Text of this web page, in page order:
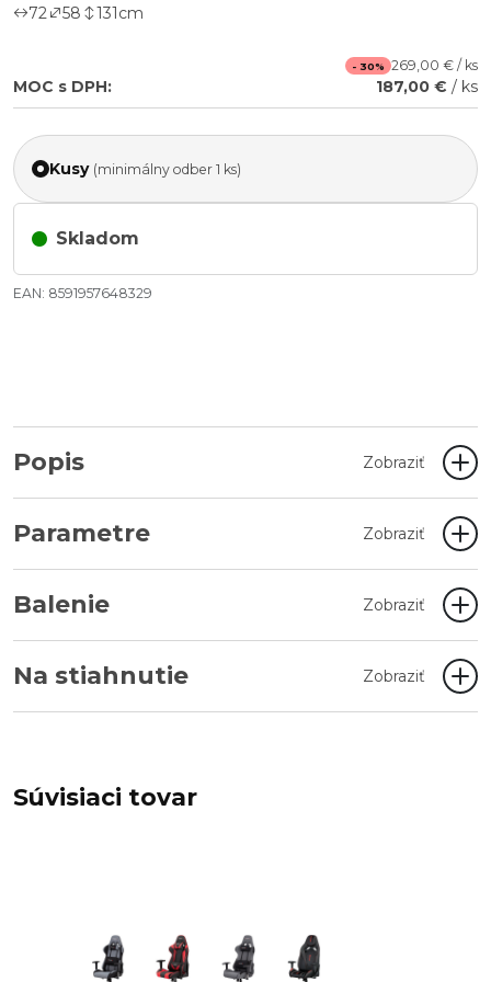
72 58 131cm
- 30% 269,00 € / ks
MOC s DPH: 187,00 € / ks
Kusy (minimálny odber 1 ks)
Skladom
EAN: 8591957648329
Popis Zobraziť
Parametre Zobraziť
Balenie Zobraziť
Na stiahnutie Zobraziť
Súvisiaci tovar